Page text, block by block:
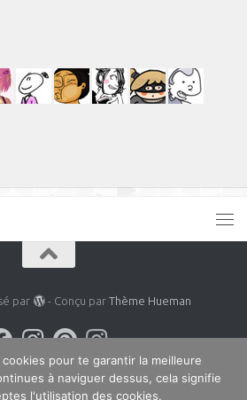
par - Conçu par Thème Hueman
pour te garantir la meilleure
à naviguer dessus, cela signifie
l'utilisation des cookies.